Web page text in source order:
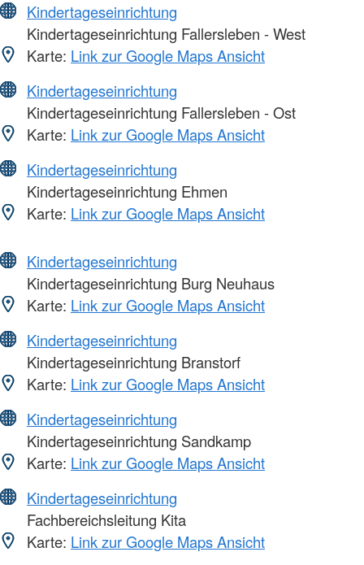
Kindertageseinrichtung
Kindertageseinrichtung Fallersleben - West
Karte: Link zur Google Maps Ansicht
Kindertageseinrichtung
Kindertageseinrichtung Fallersleben - Ost
Karte: Link zur Google Maps Ansicht
Kindertageseinrichtung
Kindertageseinrichtung Ehmen
Karte: Link zur Google Maps Ansicht
Kindertageseinrichtung
Kindertageseinrichtung Burg Neuhaus
Karte: Link zur Google Maps Ansicht
Kindertageseinrichtung
Kindertageseinrichtung Branstorf
Karte: Link zur Google Maps Ansicht
Kindertageseinrichtung
Kindertageseinrichtung Sandkamp
Karte: Link zur Google Maps Ansicht
Kindertageseinrichtung
Fachbereichsleitung Kita
Karte: Link zur Google Maps Ansicht